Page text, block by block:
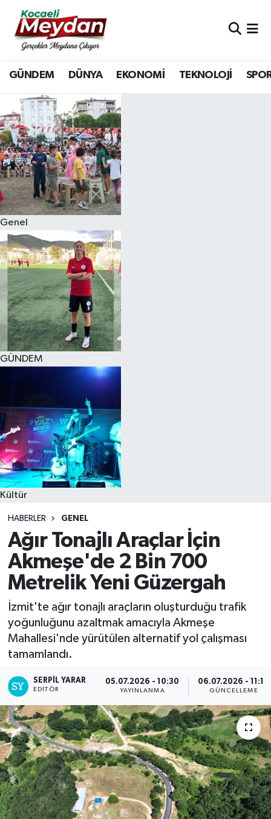
GÜNDEM DÜNYA EKONOMİ TEKNOLOJİ
Genel
GÜNDEM
Kültür
HABERLER GENEL
Ağır Tonajlı Araçlar İçin
Akmeşe'de 2 Bin 700
Metrelik Yeni Güzergah
İzmit'te ağır tonajlı araçların oluşturduğu trafik
yoğunluğunu azaltmak amacıyla Akmeşe
Mahallesi'nde yürütülen alternatif yol çalışması
tamamlandı.
SERPİL YARAR
EDITÖR
05.07.2026 - 10:30
YAYINLANMA
06.07.2026 - 11:16
GÜNCELLEME
Nöbetçi Eczaneler
Hava Durumu
Trafik Durumu
Süper Lig Puan Durumu ve Fikstür
Tüm Manşetler
Son Dakika Haberleri
Haber Arşivi